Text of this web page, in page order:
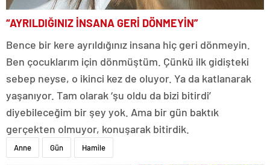
“AYRILDIĞINIZ İNSANA GERİ DÖNMEYİN”
Bence bir kere ayrıldığınız insana hiç geri dönmeyin.
Ben çocuklarım için dönmüştüm. Çünkü ilk gidişteki
sebep neyse, o ikinci kez de oluyor. Ya da katlanarak
yaşanıyor. Tam olarak ‘şu oldu da bizi bitirdi’
diyebileceğim bir şey yok. Ama bir gün baktık
gerçekten olmuyor, konuşarak bitirdik.
Anne Gün Hamile